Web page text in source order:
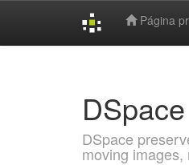
Página
DSpace
DSpace
moving